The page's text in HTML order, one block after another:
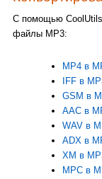
С помощью
файлы MP3:
MP4 в
IFF в
GSM в
AAC в
WAV в
ADX в
XM в
MPC в